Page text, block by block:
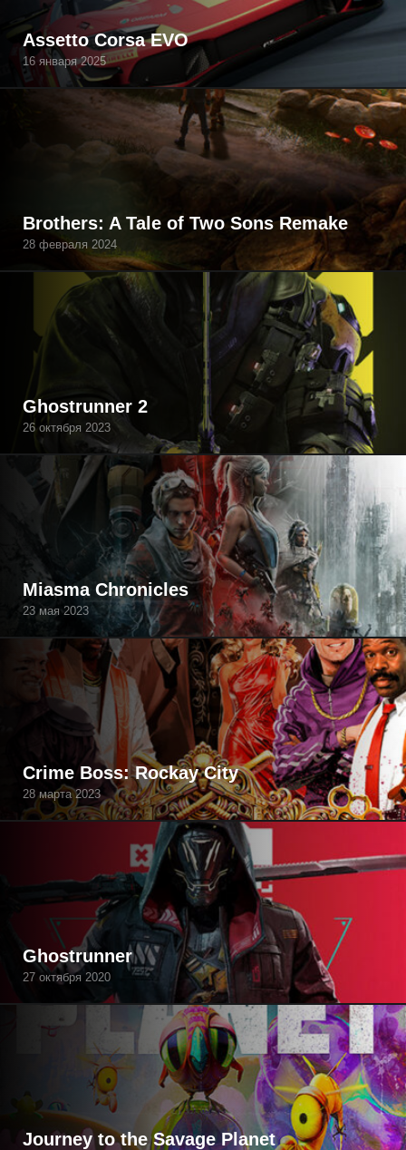
Assetto Corsa EVO
16 января 2025
Brothers: A Tale of Two Sons Remake
28 февраля 2024
Ghostrunner 2
26 октября 2023
Miasma Chronicles
23 мая 2023
Crime Boss: Rockay City
28 марта 2023
Ghostrunner
27 октября 2020
Journey to the Savage Planet